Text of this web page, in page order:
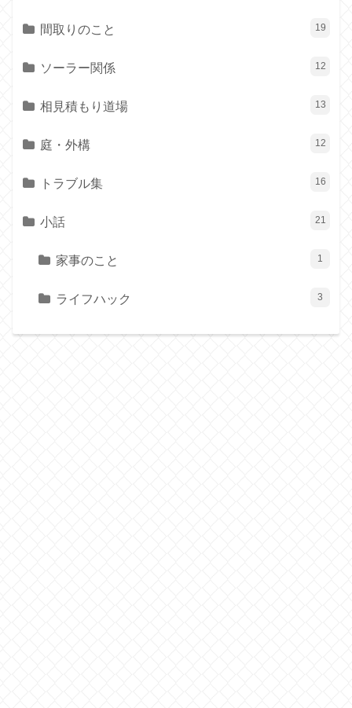
間取りのこと 19
ソーラー関係 12
相見積もり道場 13
庭・外構 12
トラブル集 16
小話 21
家事のこと 1
ライフハック 3